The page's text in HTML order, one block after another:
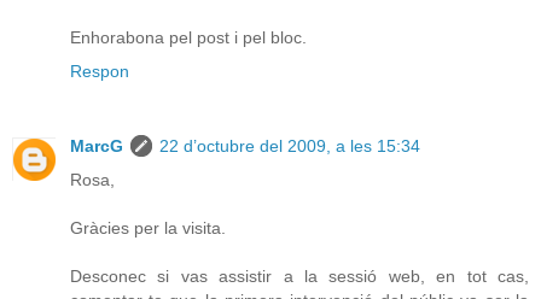
Enhorabona pel post i pel bloc.
Respon
MarcG
22 d’octubre del 2009, a les 15:34
Rosa,
Gràcies per la visita.
Desconec si vas assistir a la sessió web, en tot cas,